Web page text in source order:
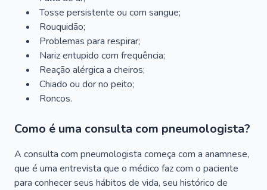
Tosse persistente ou com sangue;
Rouquidão;
Problemas para respirar;
Nariz entupido com frequência;
Reação alérgica a cheiros;
Chiado ou dor no peito;
Roncos.
Como é uma consulta com pneumologista?
A consulta com pneumologista começa com a anamnese,
que é uma entrevista que o médico faz com o paciente
para conhecer seus hábitos de vida, seu histórico de